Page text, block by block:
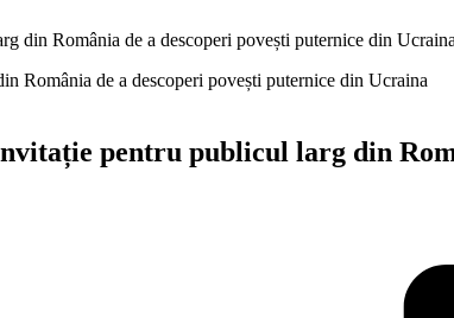
din România de a descoperi povești puternice din Ucraina
pentru publicul larg din